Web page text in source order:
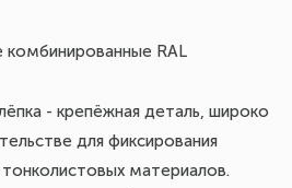
комбинированные RAL
- крепёжная деталь, широко
для фиксирования
материалов.